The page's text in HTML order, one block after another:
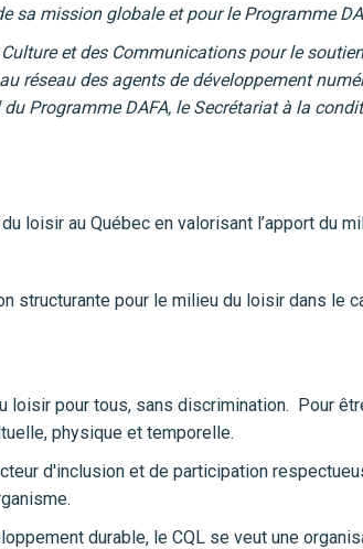
sa mission globale et pour le Programme
et des Communications pour le
réseau des agents de développement
Programme DAFA, le Secrétariat à la
loisir au Québec en valorisant l’apport du
structurante pour le milieu du loisir dans le
loisir pour tous, sans discrimination. Pour
physique et temporelle.
d'inclusion et de participation
durable, le CQL se veut une